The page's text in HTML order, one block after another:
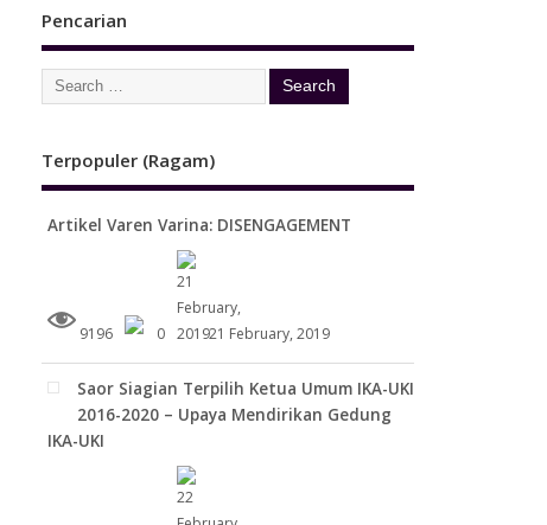
Pencarian
Terpopuler (Ragam)
Artikel Varen Varina: DISENGAGEMENT
9196 0 21 February, 2019
Saor Siagian Terpilih Ketua Umum IKA-UKI
2016-2020 – Upaya Mendirikan Gedung
IKA-UKI